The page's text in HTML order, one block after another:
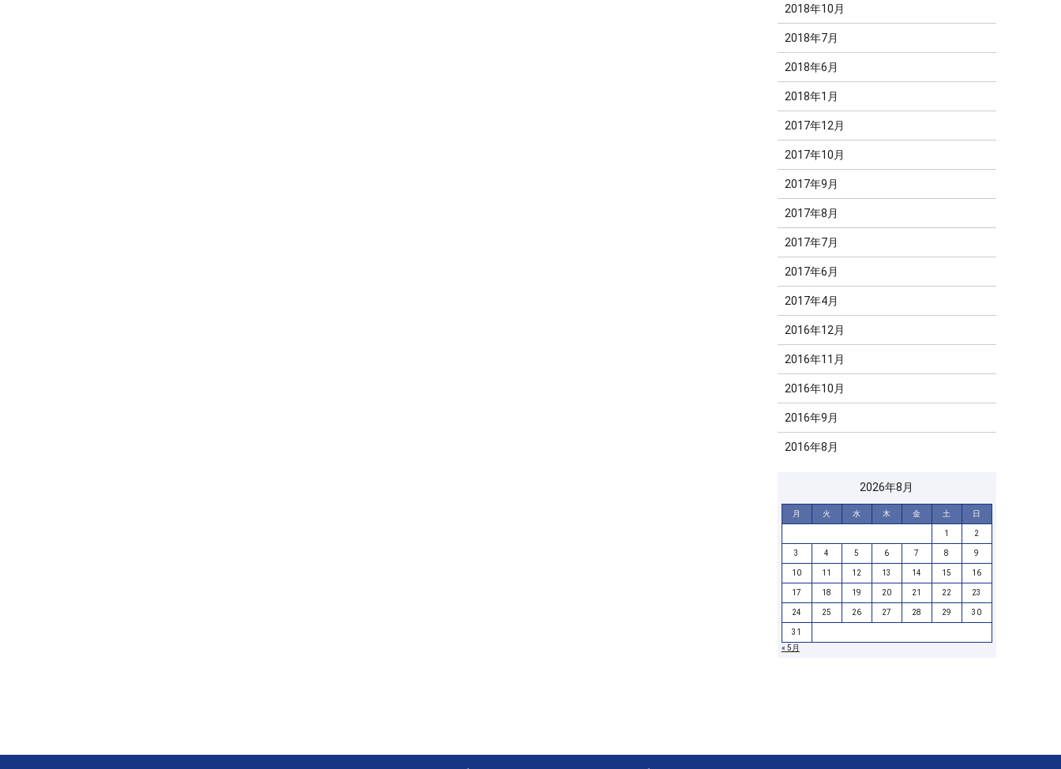
2018年10月
2018年7月
2018年6月
2018年1月
2017年12月
2017年10月
2017年9月
2017年8月
2017年7月
2017年6月
2017年4月
2016年12月
2016年11月
2016年10月
2016年9月
2016年8月
2026年8月
月 火 水 木 金 土 日
1 2
3 4 5 6 7 8 9
10 11 12 13 14 15 16
17 18 19 20 21 22 23
24 25 26 27 28 29 30
31
« 5月